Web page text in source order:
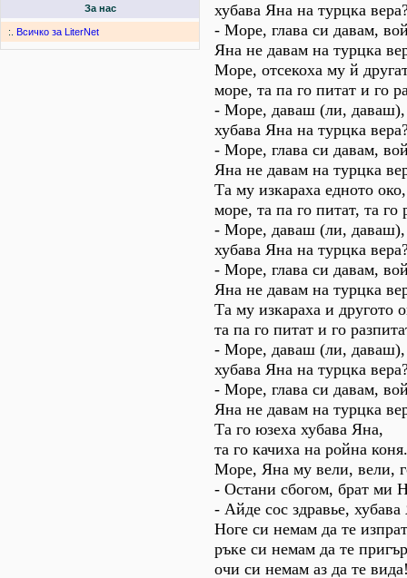
За нас
:. Всичко за LiterNet
хубава Яна на турцка
- Море, глава си давам,
Яна не давам на турцка
Море, отсекоха му й
море, та па го питат и го
- Море, даваш (ли,
хубава Яна на турцка
- Море, глава си давам,
Яна не давам на турцка
Та му изкараха едното око,
море, та па го питат, та го
- Море, даваш (ли,
хубава Яна на турцка
- Море, глава си давам,
Яна не давам на турцка
Та му изкараха и другото
та па го питат и го
- Море, даваш (ли,
хубава Яна на турцка
- Море, глава си давам,
Яна не давам на турцка
Та го юзеха хубава Яна,
та го качиха на ройна коня.
Море, Яна му вели, вели,
- Остани сбогом, брат ми
- Айде сос здравье,
Ноге си немам да те
ръке си немам да те
очи си немам аз да те